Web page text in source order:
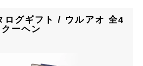
ログギフト / ウルアオ 全4
ーヘン